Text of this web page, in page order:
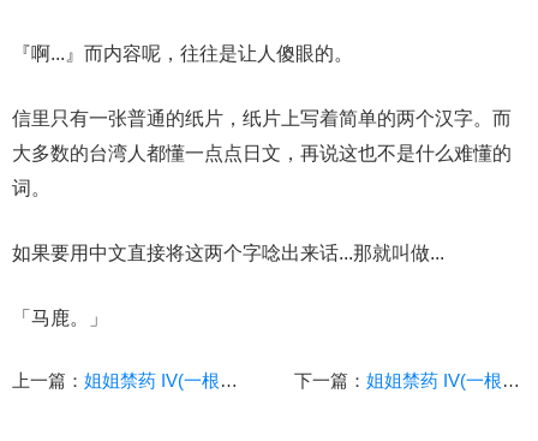
『啊...』而内容呢，往往是让人傻眼的。
信里只有一张普通的纸片，纸片上写着简单的两个汉字。而
大多数的台湾人都懂一点点日文，再说这也不是什么难懂的
词。
如果要用中文直接将这两个字唸出来话...那就叫做...
「马鹿。」
上一篇： 姐姐禁药 IV(一根羽毛)_-NO.13-高级土产 下一篇：姐姐禁药 IV(一根羽毛)_-NO.15-探监(下)